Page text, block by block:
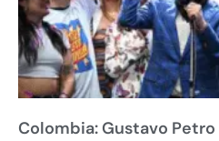
Colombia: Gustavo